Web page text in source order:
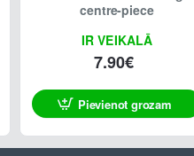
IR VEIKALĀ
centre-piece
7.90€
Pievienot grozam